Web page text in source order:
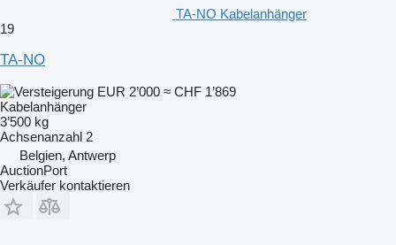
TA-NO Kabelanhänger
19
TA-NO
EUR 2’000 ≈ CHF 1’869
Kabelanhänger
3’500 kg
Achsenanzahl 2
Belgien, Antwerp
AuctionPort
Verkäufer kontaktieren